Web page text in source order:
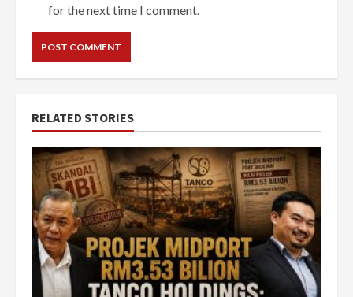
for the next time I comment.
RELATED STORIES